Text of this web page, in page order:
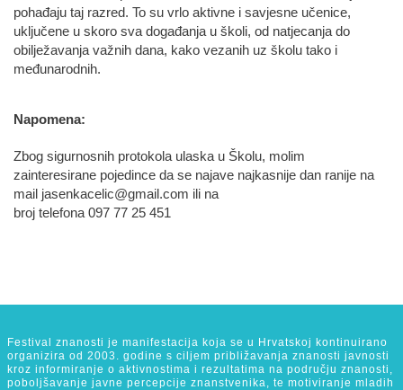
pohađaju taj razred. To su vrlo aktivne i savjesne učenice,
uključene u skoro sva događanja u školi, od natjecanja do
obilježavanja važnih dana, kako vezanih uz školu tako i
međunarodnih.
Napomena:
Zbog sigurnosnih protokola ulaska u Školu, molim
zainteresirane pojedince da se najave najkasnije dan ranije na
mail jasenkacelic@gmail.com ili na
broj telefona 097 77 25 451
Festival znanosti je manifestacija koja se u Hrvatskoj kontinuirano
organizira od 2003. godine s ciljem približavanja znanosti javnosti
kroz informiranje o aktivnostima i rezultatima na području znanosti,
poboljšavanje javne percepcije znanstvenika, te motiviranje mladih